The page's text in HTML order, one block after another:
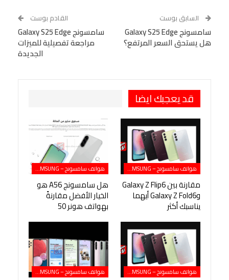
Tumblr
البريد الإلكتروني
StumbleUpon
VK
Digg
LINE
BlackBerry
Viber
السابق بوست
سامسونج Galaxy S25 Edge
هل يستحق السعر المرتفع؟
القادم بوست
سامسونج Galaxy S25 Edge
مراجعة تفصيلية للميزات
الجديدة
قد يعجبك ايضا
هواتف سامسونج – SAMSUNG
مقارنة بين Galaxy Z Flip6
وGalaxy Z Fold6 أيهما
يناسبك أكثر
هواتف سامسونج – SAMSUNG
هل سامسونج A56 هو
الخيار الأفضل مقارنةً
بهواتف هونر 50
هواتف سامسونج – SAMSUNG هواتف سامسونج – SAMSUNG